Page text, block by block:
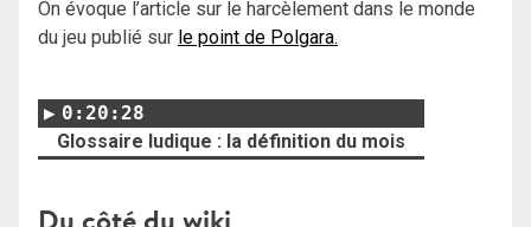
On évoque l’article sur le harcèlement dans le monde
du jeu publié sur le point de Polgara.
0:20:28
Glossaire ludique : la définition du mois